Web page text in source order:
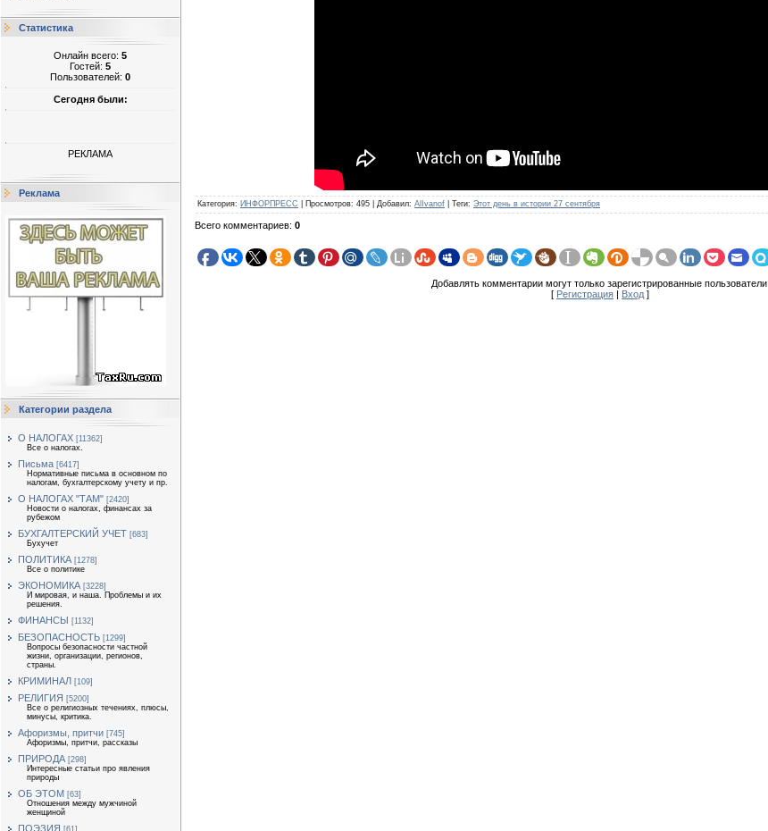
Статистика
Онлайн всего: 5
Гостей: 5
Пользователей: 0
Сегодня были:
РЕКЛАМА
Реклама
Категории раздела
О НАЛОГАХ [11362]
Все о налогах.
Письма [6417]
Нормативные письма в основном по
налогам, бухгалтерскому учету и пр.
О НАЛОГАХ "ТАМ" [2420]
Новости о налогах, финансах за
рубежом
БУХГАЛТЕРСКИЙ УЧЕТ [683]
Бухучет
ПОЛИТИКА [1278]
Все о политике
ЭКОНОМИКА [3228]
И мировая, и наша. Проблемы и их
решения.
ФИНАНСЫ [1132]
БЕЗОПАСНОСТЬ [1299]
Вопросы безопасности частной
жизни, организации, регионов,
страны.
КРИМИНАЛ [109]
РЕЛИГИЯ [5200]
Все о религиозных течениях, плюсы,
минусы, критика.
Афоризмы, притчи [745]
Афоризмы, притчи, рассказы
ПРИРОДА [298]
Интересные статьи про явления
природы
ОБ ЭТОМ [63]
Отношения между мужчиной
женщиной
ПОЭЗИЯ [61]
Категория: ИНФОРПРЕСС Просмотров: 495 Добавил: AlIvanof Теги: Этот день в истории 27 сентября
Всего комментариев: 0
Добавлять комментарии могут только зарегистрированные пользователи.
[ Регистрация | Вход ]